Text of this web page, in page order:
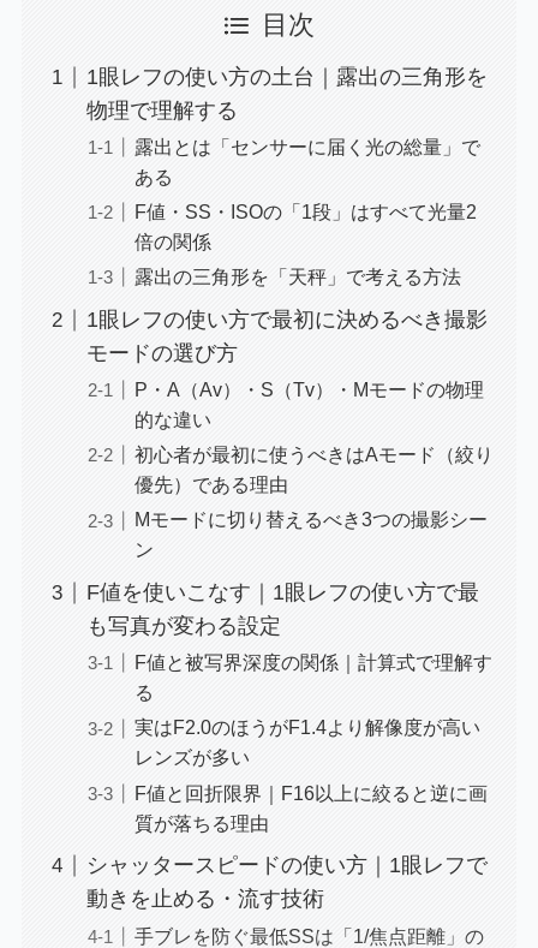
目次
1眼レフの使い方の土台｜露出の三角形を
物理で理解する
露出とは「センサーに届く光の総量」で
ある
F値・SS・ISOの「1段」はすべて光量2
倍の関係
露出の三角形を「天秤」で考える方法
1眼レフの使い方で最初に決めるべき撮影
モードの選び方
P・A（Av）・S（Tv）・Mモードの物理
的な違い
初心者が最初に使うべきはAモード（絞り
優先）である理由
Mモードに切り替えるべき3つの撮影シー
ン
F値を使いこなす｜1眼レフの使い方で最
も写真が変わる設定
F値と被写界深度の関係｜計算式で理解す
る
実はF2.0のほうがF1.4より解像度が高い
レンズが多い
F値と回折限界｜F16以上に絞ると逆に画
質が落ちる理由
シャッタースピードの使い方｜1眼レフで
動きを止める・流す技術
手ブレを防ぐ最低SSは「1/焦点距離」の